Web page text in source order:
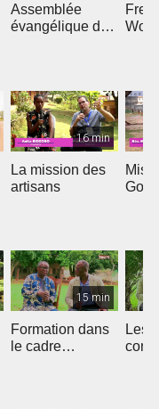
Assemblée
évangélique de
Free
16 min
La mission des
artisans
15 min
Formation dans
le cadre
Les